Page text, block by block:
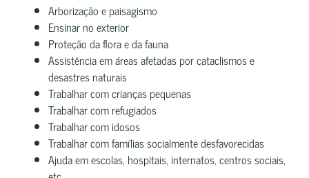
Arborização e paisagismo
Ensinar no exterior
Proteção da flora e da fauna
Assistência em áreas afetadas por cataclismos e
desastres naturais
Trabalhar com crianças pequenas
Trabalhar com refugiados
Trabalhar com idosos
Trabalhar com famílias socialmente desfavorecidas
Ajuda em escolas, hospitais, internatos, centros sociais,